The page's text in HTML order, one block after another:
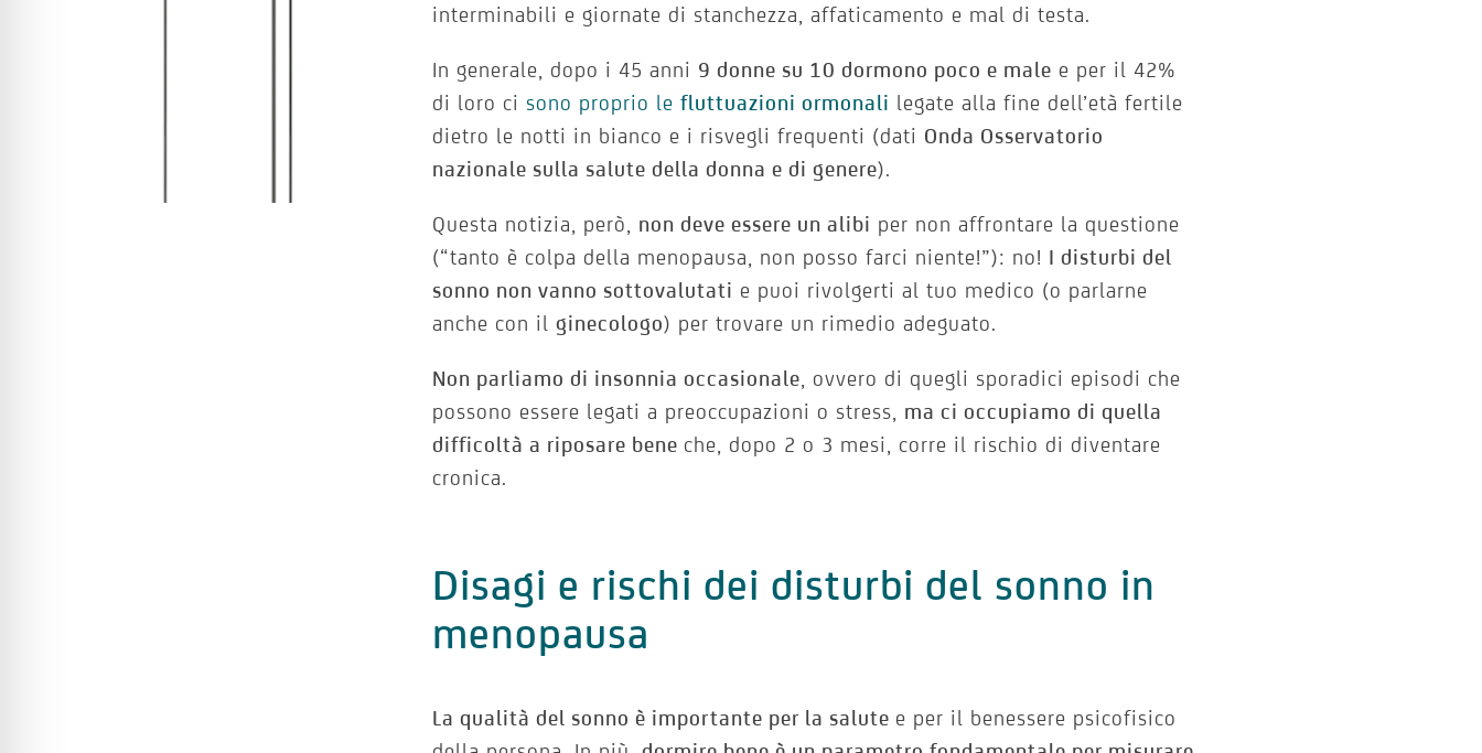
interminabili e giornate di stanchezza, affaticamento e mal di testa.
In generale, dopo i 45 anni 9 donne su 10 dormono poco e male e per il 42%
di loro ci sono proprio lefluttuazioni ormonali legate alla fine dell’età fertile
dietro le notti in bianco e i risvegli frequenti (dati Onda Osservatorio
nazionale sulla salute della donna e di genere).
Questa notizia, però, non deve essere un alibi per non affrontare la questione
(“tanto è colpa della menopausa, non posso farci niente!”): no! I disturbi del
sonno non vanno sottovalutati e puoi rivolgerti al tuo medico (o parlarne
anche con ilginecologo) per trovare un rimedio adeguato.
Non parliamo di insonnia occasionale , ovvero di quegli sporadici episodi che
possono essere legati a preoccupazioni o stress, ma ci occupiamo di quella
difficoltà a riposare bene che, dopo 2 o 3 mesi, corre il rischio di diventare
cronica.
Disagi e rischi dei disturbi del sonno in
menopausa
La qualità del sonno è importante per la salute e per il benessere psicofisico